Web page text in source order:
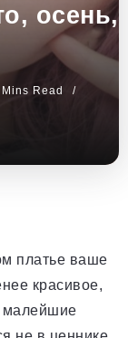
осень,
Read
платье ваше
красивое,
малейшие